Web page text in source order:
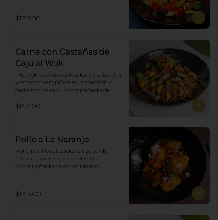
$13.900
Carne con Castañas de
Caju al Wok
Filete de vacuno salteados en salsa thai
y ostras, champiñones, pimentón y
castañas de cajú. Acompañado de
$15.400
Pollo a La Naranja
Pollo panko salteados en salsa de
naranja,  pimentón y cebolla.
Acompañado de arroz blanco.
$13.400